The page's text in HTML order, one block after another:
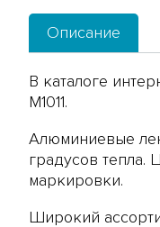
Описание
В каталоге
M1011.
Алюминиевые
градусов тепла.
маркировки.
Широкий